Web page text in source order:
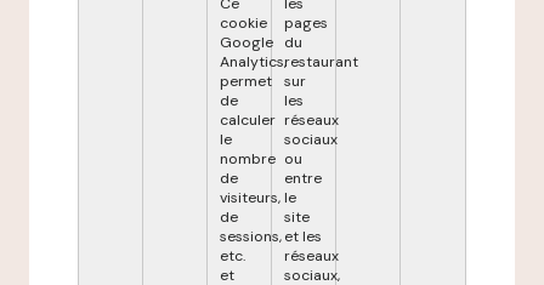
cookie
Google
Analytics,
permet
de
calculer
le
nombre
de
visiteurs,
de
sessions,
etc.
et
pages
du
restaurant
sur
les
réseaux
sociaux
ou
entre
le
site
et les
réseaux
sociaux,